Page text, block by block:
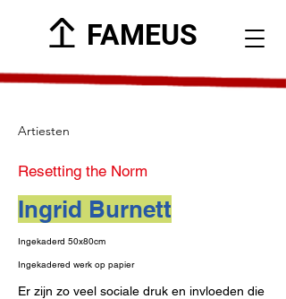
FAMEUS
Artiesten
Resetting the Norm
Ingrid Burnett
Ingekaderd 50x80cm
Ingekadered werk op papier
Er zijn zo veel sociale druk en invloeden die